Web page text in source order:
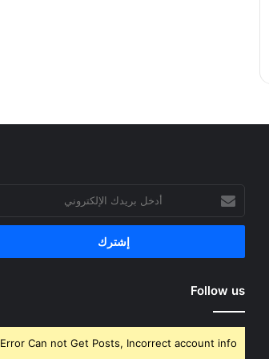
بريدك
الإلكتروني
Follow us
Error Can not Get Posts, Incorrect account info.